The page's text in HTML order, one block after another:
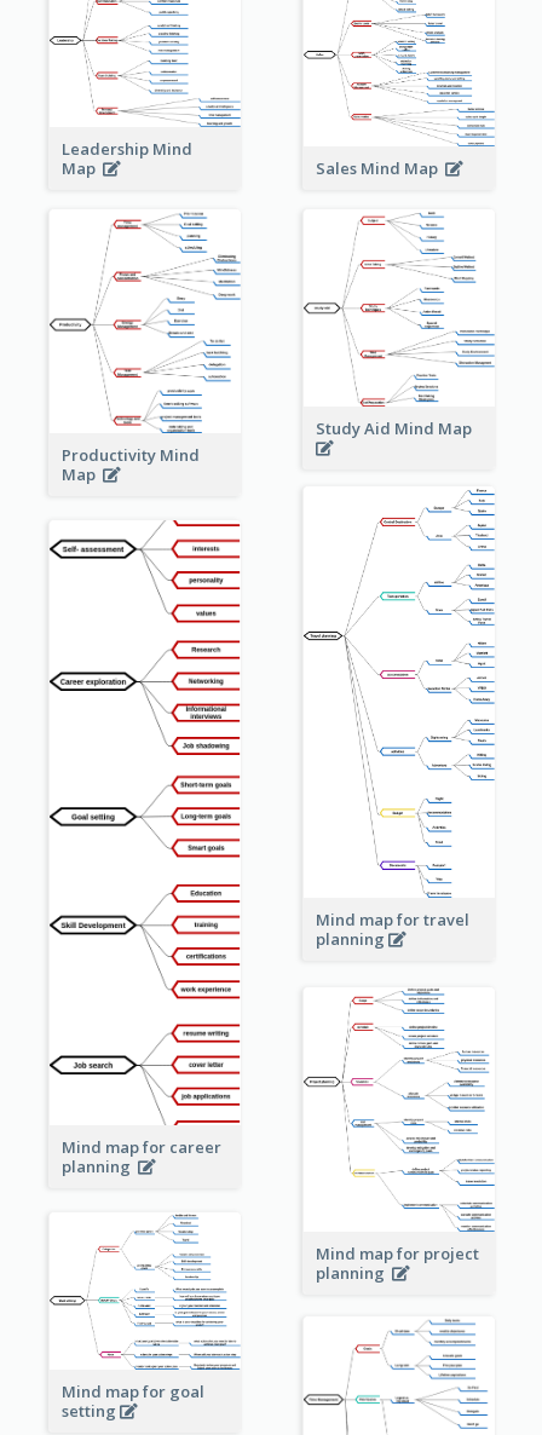
Leadership Mind
Map
Sales Mind Map
Productivity Mind
Map
Study Aid Mind Map
Mind map for travel
planning
Mind map for career
planning
Mind map for project
planning
Mind map for goal
setting